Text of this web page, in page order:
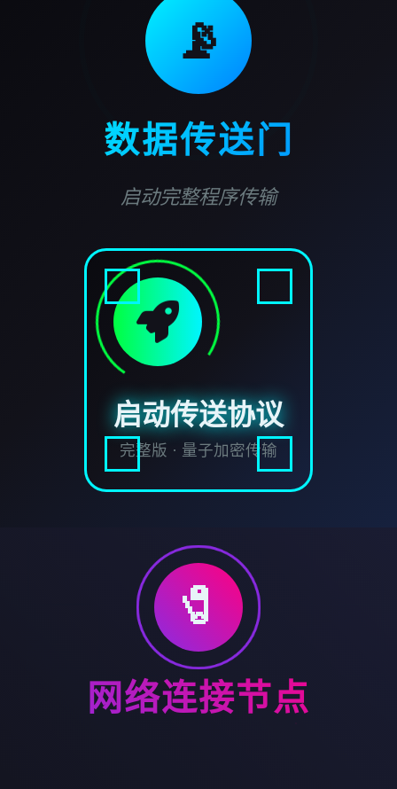
📡
数据传送门
启动完整程序传输
启动传送协议
完整版 · 量子加密传输
🧷
网络连接节点